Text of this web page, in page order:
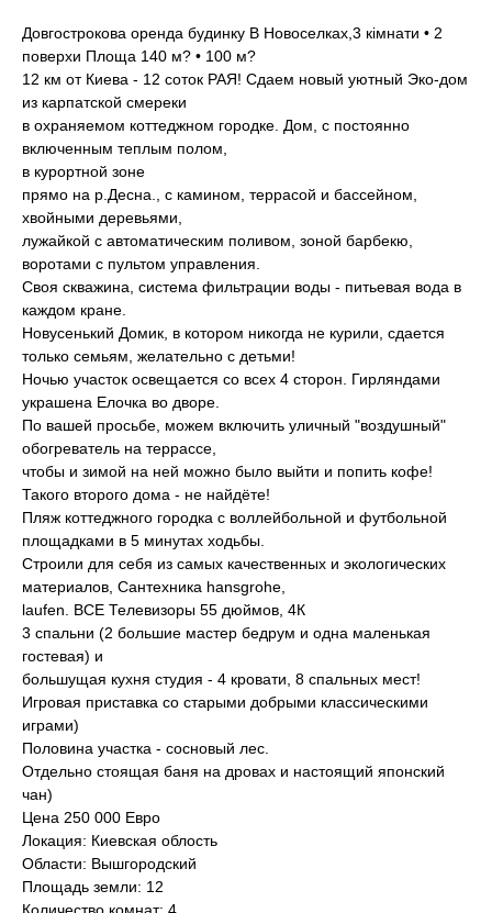
Довгострокова оренда будинку В Новоселках,3 кімнати • 2
поверхи Площа 140 м? • 100 м?
12 км от Киева - 12 соток РАЯ! Сдаем новый уютный Эко-дом
из карпатской смереки
в охраняемом коттеджном городке. Дом, с постоянно
включенным теплым полом,
в курортной зоне
прямо на р.Десна., с камином, террасой и бассейном,
хвойными деревьями,
лужайкой с автоматическим поливом, зоной барбекю,
воротами с пультом управления.
Своя скважина, система фильтрации воды - питьевая вода в
каждом кране.
Новусенький Домик, в котором никогда не курили, сдается
только семьям, желательно с детьми!
Ночью участок освещается со всех 4 сторон. Гирляндами
украшена Елочка во дворе.
По вашей просьбе, можем включить уличный "воздушный"
обогреватель на террассе,
чтобы и зимой на ней можно было выйти и попить кофе!
Такого второго дома - не найдёте!
Пляж коттеджного городка с воллейбольной и футбольной
площадками в 5 минутах ходьбы.
Строили для себя из самых качественных и экологических
материалов, Сантехника hansgrohe,
laufen. ВСЕ Телевизоры 55 дюймов, 4К
3 спальни (2 большие мастер бедрум и одна маленькая
гостевая) и
большущая кухня студия - 4 кровати, 8 спальных мест!
Игровая приставка со старыми добрыми классическими
играми)
Половина участка - сосновый лес.
Отдельно стоящая баня на дровах и настоящий японский
чан)
Цена 250 000 Евро
Локация: Киевская облость
Области: Вышгородский
Площадь земли: 12